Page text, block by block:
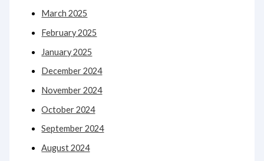
March 2025
February 2025
January 2025
December 2024
November 2024
October 2024
September 2024
August 2024